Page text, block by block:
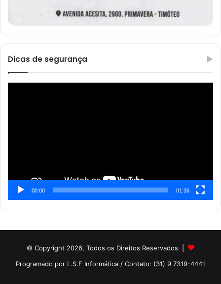
Dicas de segurança
00:00 01:36
© Copyright 2026, Todos os Direitos Reservados |
Programado por L.S.F Informática / Contato: (31) 9 7319-4441